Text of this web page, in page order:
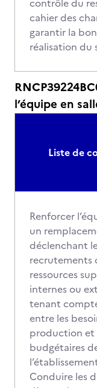
contrôle du
cahier des
garantir la
réalisation du
l’équipe en
Liste de
Renforcer
un
déclenchant
recrutements
ressources
internes ou
tenant
entre les
production et
budgétaires
Conduire les